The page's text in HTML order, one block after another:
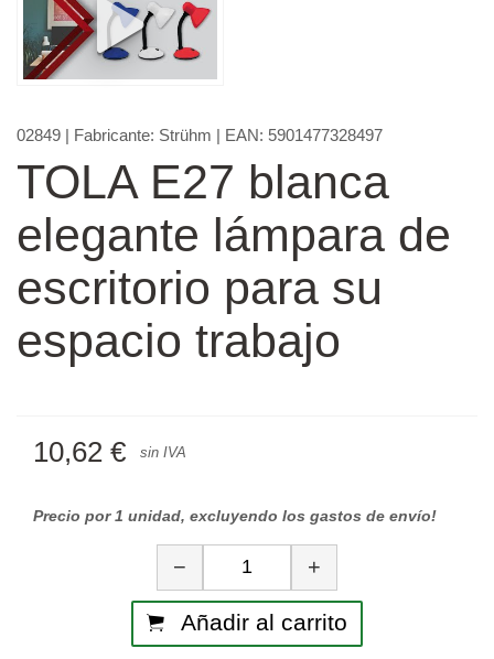
02849 | Fabricante: Strühm | EAN: 5901477328497
TOLA E27 blanca
elegante lámpara de
escritorio para su
espacio trabajo
10,62 € sin IVA
Precio por 1 unidad, excluyendo los gastos de envío!
Cantidad
− +
Añadir al carrito